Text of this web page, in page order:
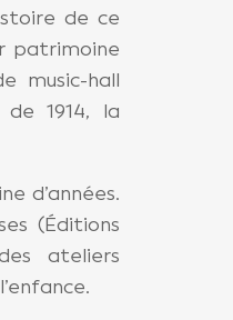
de ce
patrimoine
music-hall
1914, la
d’années.
(Éditions
ateliers